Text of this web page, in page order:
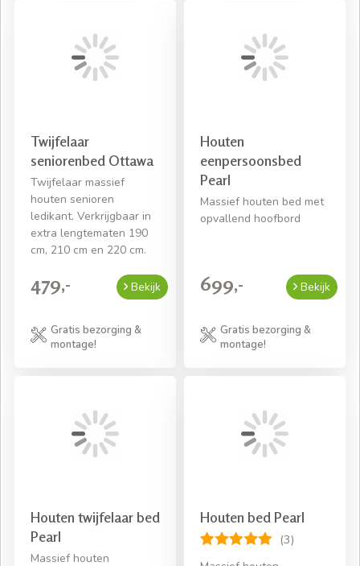
Twijfelaar
seniorenbed Ottawa
Twijfelaar massief
houten senioren
ledikant. Verkrijgbaar in
extra lengtematen 190
cm, 210 cm en 220 cm.
479,- Bekijk
Gratis bezorging &
montage!
Houten
eenpersoonsbed
Pearl
Massief houten bed met
opvallend hoofbord
699,- Bekijk
Gratis bezorging &
montage!
Houten twijfelaar bed
Pearl
Massief houten
Houten bed Pearl
(3)